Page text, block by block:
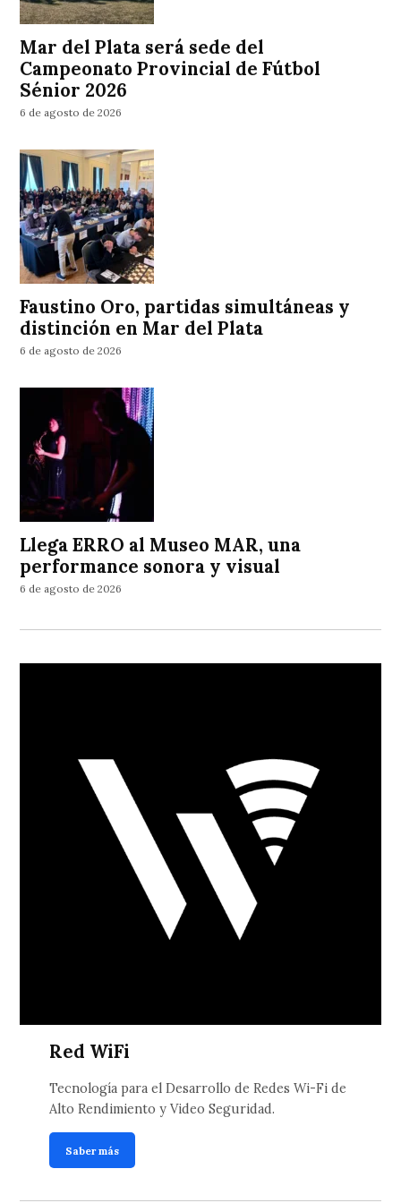
Mar del Plata será sede del
Campeonato Provincial de Fútbol
Sénior 2026
6 de agosto de 2026
Faustino Oro, partidas simultáneas y
distinción en Mar del Plata
6 de agosto de 2026
Llega ERRO al Museo MAR, una
performance sonora y visual
6 de agosto de 2026
Red WiFi
Tecnología para el Desarrollo de Redes Wi-Fi de
Alto Rendimiento y Video Seguridad.
Saber más